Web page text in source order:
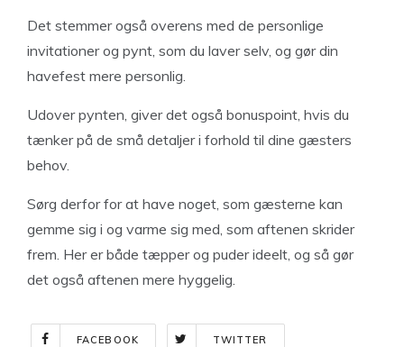
Det stemmer også overens med de personlige
invitationer og pynt, som du laver selv, og gør din
havefest mere personlig.
Udover pynten, giver det også bonuspoint, hvis du
tænker på de små detaljer i forhold til dine gæsters
behov.
Sørg derfor for at have noget, som gæsterne kan
gemme sig i og varme sig med, som aftenen skrider
frem. Her er både tæpper og puder ideelt, og så gør
det også aftenen mere hyggelig.
FACEBOOK TWITTER